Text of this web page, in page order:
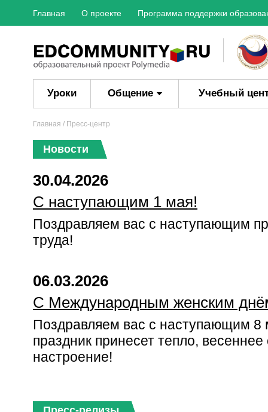
Главная О проекте Программа поддержки
Уроки Общение Учебный
Главная / Пресс-центр
Новости
30.04.2026
С наступающим 1 мая!
Поздравляем вас с наступающим
труда!
06.03.2026
С Международным женским
Поздравляем вас с наступающим 8
праздник принесет тепло,
настроение!